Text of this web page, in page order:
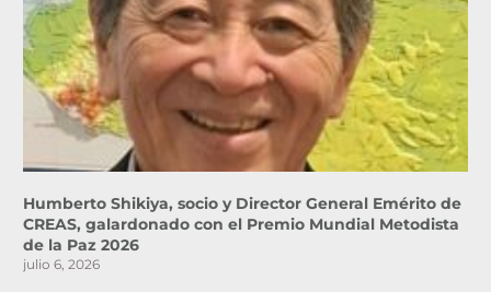
Humberto Shikiya, socio y Director General Emérito de
CREAS, galardonado con el Premio Mundial Metodista
de la Paz 2026
julio 6, 2026